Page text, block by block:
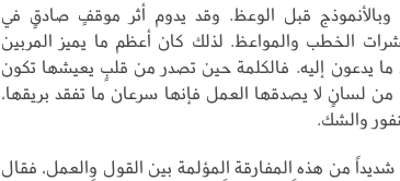
قبل الوعظ. وقد يدوم أثر موقفٍ صادقٍ في
الخطب والمواعظ. لذلك كان أعظم ما يميز المربين
يدعون إليه. فالكلمة حين تصدر من قلبٍ يعيشها تكون
من لسانٍ لا يصدقها العمل فإنها سرعان ما تفقد بريقها،
والشك.
شديداً من هذه المفارقة المؤلمة بين القول والعمل، فقال